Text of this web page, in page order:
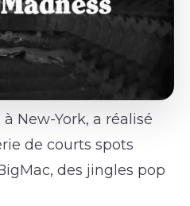
New-York, a réalisé
de courts spots
des jingles pop